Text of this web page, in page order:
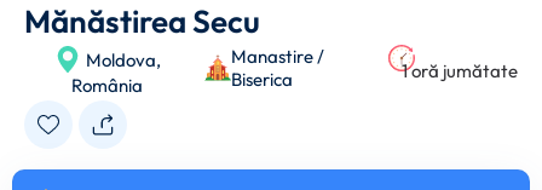
Mănăstirea Secu
Moldova,
România
Manastire /
Biserica
1 oră jumătate